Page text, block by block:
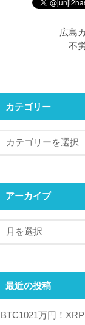
広島
不
カテゴリー
アーカイブ
最近の投稿
BTC1021万円！